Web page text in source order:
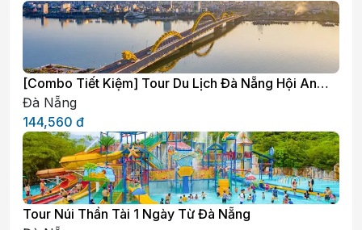
[Combo Tiết Kiệm] Tour Du Lịch Đà Nẵng Hội An
Huế 4 Ngày 3 Đêm
Đà Nẵng
144,560 đ
Tour Núi Thần Tài 1 Ngày Từ Đà Nẵng